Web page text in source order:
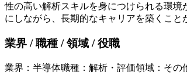
性の高い解析スキルを身につけられる環
にしながら、長期的なキャリアを築くこと
業界 / 職種 / 領域 / 役職
業界 ： 半導体職種 ： 解析・評価領域 ： その